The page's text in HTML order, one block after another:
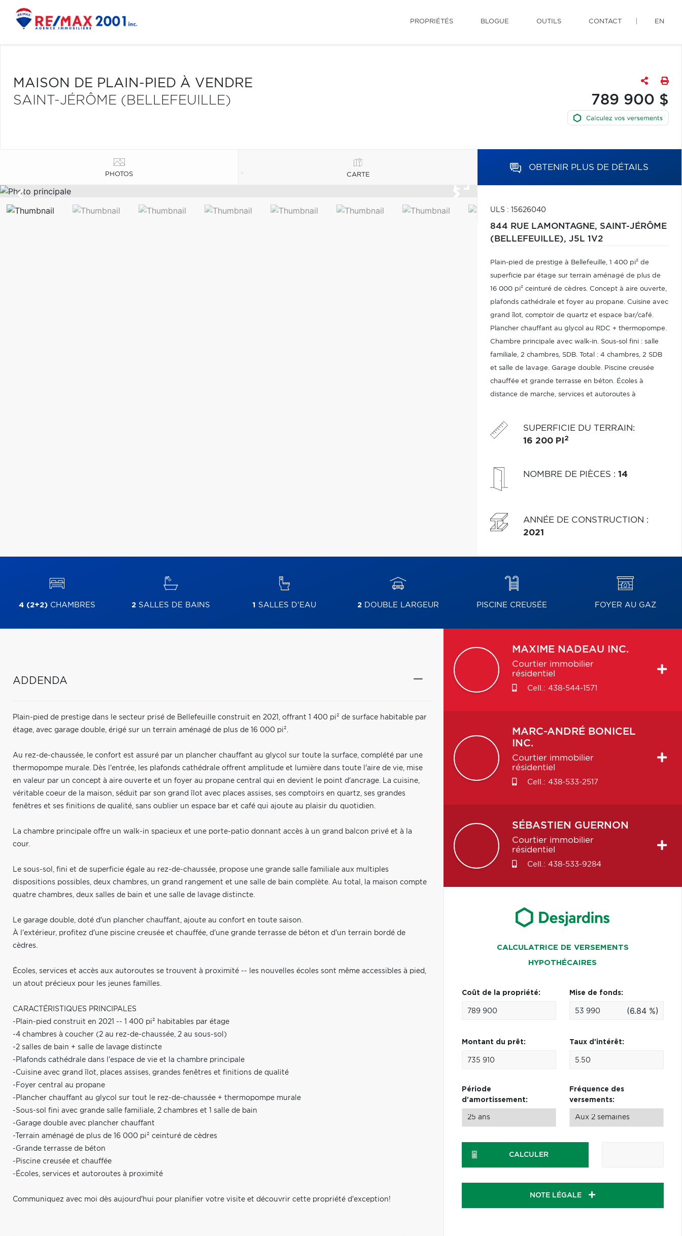
PROPRIÉTÉS BLOGUE OUTILS CONTACT EN
MAISON DE PLAIN-PIED À VENDRE
SAINT-JÉRÔME (BELLEFEUILLE)
789 900 $
PHOTOS CARTE
OBTENIR PLUS DE DÉTAILS
ULS : 15626040
844 RUE LAMONTAGNE, SAINT-JÉRÔME
(BELLEFEUILLE), J5L 1V2
Plain-pied de prestige à Bellefeuille, 1 400 pi² de
superficie par étage sur terrain aménagé de plus de
16 000 pi² ceinturé de cèdres. Concept à aire ouverte,
plafonds cathédrale et foyer au propane. Cuisine avec
grand îlot, comptoir de quartz et espace bar/café.
Plancher chauffant au glycol au RDC + thermopompe.
Chambre principale avec walk-in. Sous-sol fini : salle
familiale, 2 chambres, SDB. Total : 4 chambres, 2 SDB
et salle de lavage. Garage double. Piscine creusée
chauffée et grande terrasse en béton. Écoles à
distance de marche, services et autoroutes à
SUPERFICIE DU TERRAIN:
16 200 PI 2
NOMBRE DE PIÈCES : 14
ANNÉE DE CONSTRUCTION :
2021
4 (2+2)CHAMBRES 2SALLES DE BAINS 1 SALLES D'EAU 2DOUBLE LARGEUR PISCINE CREUSÉE FOYER AU GAZ
ADDENDA
Plain-pied de prestige dans le secteur prisé de Bellefeuille construit en 2021, offrant 1 400 pi² de surface habitable par
étage, avec garage double, érigé sur un terrain aménagé de plus de 16 000 pi².
Au rez-de-chaussée, le confort est assuré par un plancher chauffant au glycol sur toute la surface, complété par une
thermopompe murale. Dès l'entrée, les plafonds cathédrale offrent amplitude et lumière dans toute l'aire de vie, mise
en valeur par un concept à aire ouverte et un foyer au propane central qui en devient le point d'ancrage. La cuisine,
véritable coeur de la maison, séduit par son grand îlot avec places assises, ses comptoirs en quartz, ses grandes
fenêtres et ses finitions de qualité, sans oublier un espace bar et café qui ajoute au plaisir du quotidien.
La chambre principale offre un walk-in spacieux et une porte-patio donnant accès à un grand balcon privé et à la
cour.
Le sous-sol, fini et de superficie égale au rez-de-chaussée, propose une grande salle familiale aux multiples
dispositions possibles, deux chambres, un grand rangement et une salle de bain complète. Au total, la maison compte
quatre chambres, deux salles de bain et une salle de lavage distincte.
Le garage double, doté d'un plancher chauffant, ajoute au confort en toute saison.
À l'extérieur, profitez d'une piscine creusée et chauffée, d'une grande terrasse de béton et d'un terrain bordé de
cèdres.
Écoles, services et accès aux autoroutes se trouvent à proximité -- les nouvelles écoles sont même accessibles à pied,
un atout précieux pour les jeunes familles.
CARACTÉRISTIQUES PRINCIPALES
-Plain-pied construit en 2021 -- 1 400 pi² habitables par étage
-4 chambres à coucher (2 au rez-de-chaussée, 2 au sous-sol)
-2 salles de bain + salle de lavage distincte
-Plafonds cathédrale dans l'espace de vie et la chambre principale
-Cuisine avec grand îlot, places assises, grandes fenêtres et finitions de qualité
-Foyer central au propane
-Plancher chauffant au glycol sur tout le rez-de-chaussée + thermopompe murale
-Sous-sol fini avec grande salle familiale, 2 chambres et 1 salle de bain
-Garage double avec plancher chauffant
-Terrain aménagé de plus de 16 000 pi² ceinturé de cèdres
-Grande terrasse de béton
-Piscine creusée et chauffée
-Écoles, services et autoroutes à proximité
Communiquez avec moi dès aujourd'hui pour planifier votre visite et découvrir cette propriété d'exception!
MAXIME NADEAU INC.
Courtier immobilier
résidentiel
Cell.: 438-544-1571
MARC-ANDRÉ BONICEL
INC.
Courtier immobilier
résidentiel
Cell.: 438-533-2517
SÉBASTIEN GUERNON
Courtier immobilier
résidentiel
Cell.: 438-533-9284
CALCULATRICE DE VERSEMENTS
HYPOTHÉCAIRES
Coût de la propriété: Mise de fonds:
(6.84 %)
Montant du prêt: Taux d'intérêt:
Période
d'amortissement:
Fréquence des
versements:
CALCULER
NOTE LÉGALE